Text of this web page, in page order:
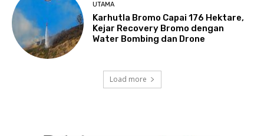
UTAMA
Karhutla Bromo Capai 176 Hektare,
Kejar Recovery Bromo dengan
Water Bombing dan Drone
Load more